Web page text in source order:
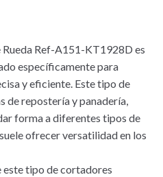
Ref-A151-KT1928D es
específicamente para
y eficiente. Este tipo de
de repostería y panadería,
forma a diferentes tipos de
ofrecer versatilidad en los
este tipo de cortadores